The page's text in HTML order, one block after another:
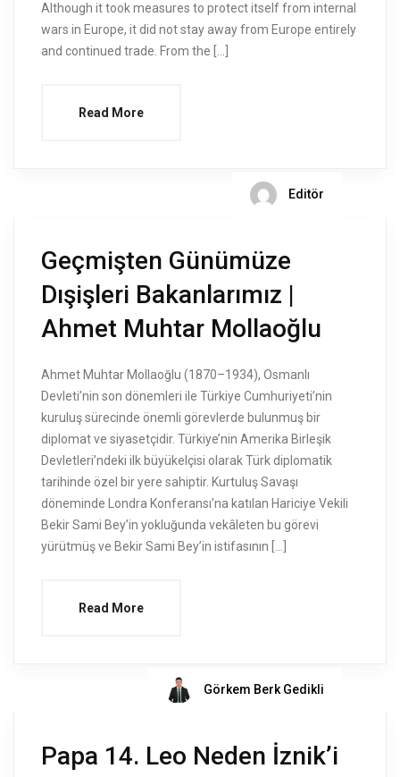
Although it took measures to protect itself from internal
wars in Europe, it did not stay away from Europe entirely
and continued trade. From the […]
Read More
Editör
Geçmişten Günümüze
Dışişleri Bakanlarımız |
Ahmet Muhtar Mollaoğlu
Ahmet Muhtar Mollaoğlu (1870–1934), Osmanlı
Devleti’nin son dönemleri ile Türkiye Cumhuriyeti’nin
kuruluş sürecinde önemli görevlerde bulunmuş bir
diplomat ve siyasetçidir. Türkiye’nin Amerika Birleşik
Devletleri’ndeki ilk büyükelçisi olarak Türk diplomatik
tarihinde özel bir yere sahiptir. Kurtuluş Savaşı
döneminde Londra Konferansı’na katılan Hariciye Vekili
Bekir Sami Bey’in yokluğunda vekâleten bu görevi
yürütmüş ve Bekir Sami Bey’in istifasının […]
Read More
Görkem Berk Gedikli
Papa 14. Leo Neden İznik’i